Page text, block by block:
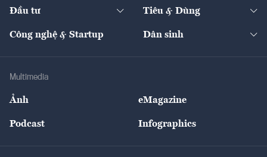
Quản trị số
Tư vấn
Thị trường
Nông sản
The Guide
Đầu tư Tiêu & Dùng
Giải trí
Công nghệ & Startup Dân sinh
Multimedia
Ảnh eMagazine
Podcast Infographics